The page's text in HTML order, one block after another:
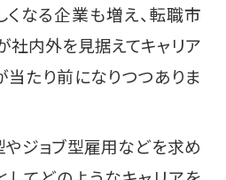
なる企業も増え、転職市
社内外を見据えてキャリア
当たり前になりつつありま
ジョブ型雇用などを求め